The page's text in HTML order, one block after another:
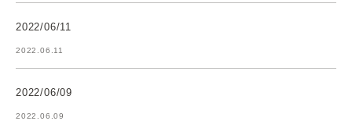
2022/06/11
2022.06.11
2022/06/09
2022.06.09